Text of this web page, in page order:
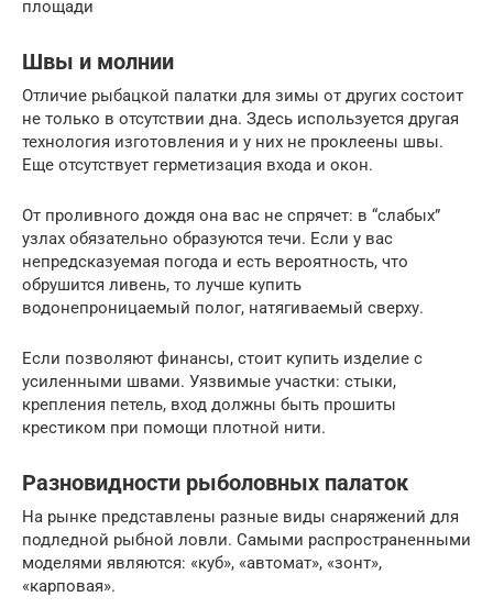
площади
Швы и молнии
Отличие рыбацкой палатки для зимы от других состоит
не только в отсутствии дна. Здесь используется другая
технология изготовления и у них не проклеены швы.
Еще отсутствует герметизация входа и окон.
От проливного дождя она вас не спрячет: в “слабых”
узлах обязательно образуются течи. Если у вас
непредсказуемая погода и есть вероятность, что
обрушится ливень, то лучше купить
водонепроницаемый полог, натягиваемый сверху.
Если позволяют финансы, стоит купить изделие с
усиленными швами. Уязвимые участки: стыки,
крепления петель, вход должны быть прошиты
крестиком при помощи плотной нити.
Разновидности рыболовных палаток
На рынке представлены разные виды снаряжений для
подледной рыбной ловли. Самыми распространенными
моделями являются: «куб», «автомат», «зонт»,
«карповая».